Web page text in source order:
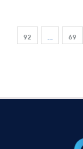
69
…
92